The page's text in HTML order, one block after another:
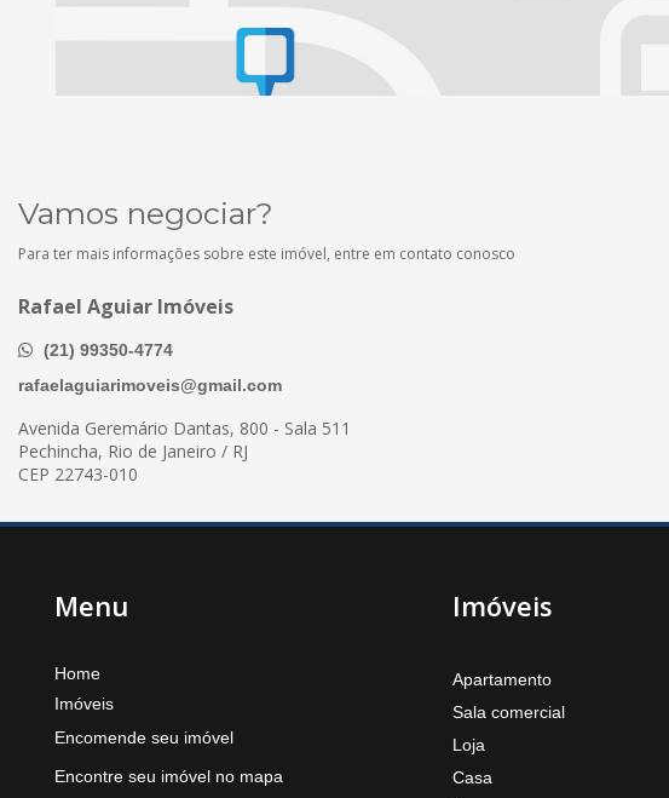
Vamos negociar?
Para ter mais informações sobre este imóvel, entre em contato conosco
Rafael Aguiar Imóveis
(21) 99350-4774
rafaelaguiarimoveis@gmail.com
Avenida Geremário Dantas, 800 - Sala 511
Pechincha, Rio de Janeiro / RJ
CEP 22743-010
Menu
Home
Imóveis
Encomende seu imóvel
Encontre seu imóvel no mapa
Imóveis
Apartamento
Sala comercial
Loja
Casa